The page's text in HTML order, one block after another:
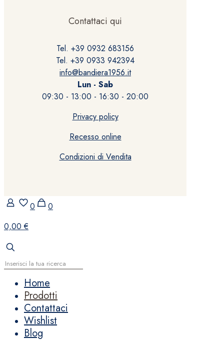
Contattaci qui
Tel. +39 0932 683156
Tel. +39 0933 942394
info@bandiera1956.it
Lun - Sab
09:30 - 13:00 - 16:30 - 20:00
Privacy policy
Recesso online
Condizioni di Vendita
0
0
0,00 €
Home
Prodotti
Contattaci
Wishlist
Blog